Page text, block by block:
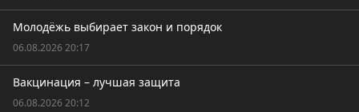
Молодёжь выбирает закон и порядок
06.08.2026 20:17
Вакцинация – лучшая защита
06.08.2026 20:12